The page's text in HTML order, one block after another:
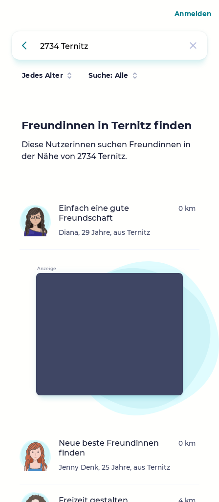
Jedes Alter Suche: Alle
Freundinnen in Ternitz finden
Diese Nutzerinnen suchen Freundinnen in
der Nähe von 2734 Ternitz.
Einfach eine gute
Freundschaft
Diana, 29 Jahre, aus Ternitz
0 km
Neue beste Freundinnen
finden
Jenny Denk, 25 Jahre, aus Ternitz
0 km
Anmelden